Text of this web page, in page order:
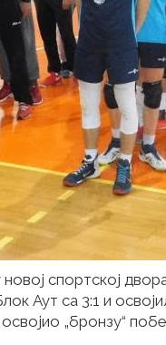
спортској
Аут са 3:1 и
„бронзу“